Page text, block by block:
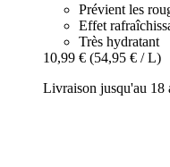
Prévient les
Effet
Très hydratant
10,99 € (54,95 € / L)
Livraison jusqu'au 18